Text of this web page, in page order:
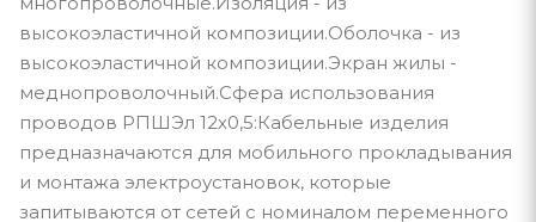
высокоэластичной композиции.Оболочка - из
высокоэластичной композиции.Экран жилы -
меднопроволочный.Сфера использования
проводов РПШЭл 12х0,5:Кабельные изделия
предназначаются для мобильного прокладывания
и монтажа электроустановок, которые
запитываются от сетей с номиналом переменного